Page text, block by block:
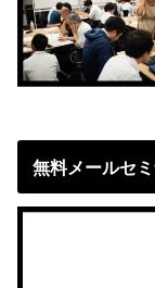
無料メールセ